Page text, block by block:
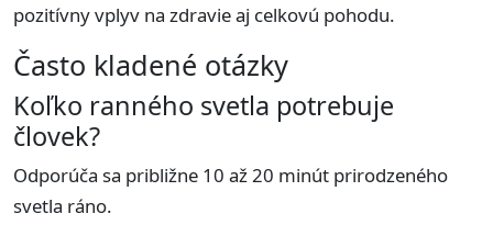
pozitívny vplyv na zdravie aj celkovú pohodu.
Často kladené otázky
Koľko ranného svetla potrebuje
človek?
Odporúča sa približne 10 až 20 minút prirodzeného
svetla ráno.